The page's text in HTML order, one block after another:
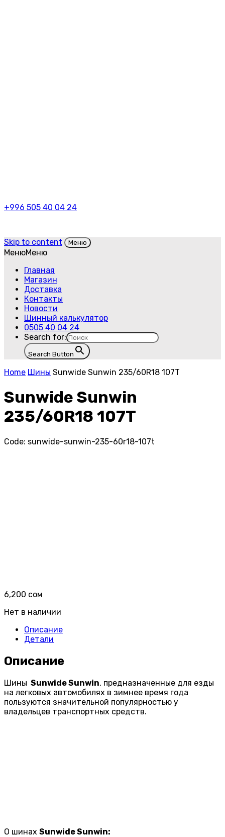
+996 505 40 04 24
Skip to content Меню
МенюМеню
Главная
Магазин
Доставка
Контакты
Новости
Шинный калькулятор
0505 40 04 24
Search for:
Search Button
Home Шины Sunwide Sunwin 235/60R18 107T
Sunwide Sunwin
235/60R18 107T
Code: sunwide-sunwin-235-60r18-107t
6,200 сом
Нет в наличии
Описание
Детали
Описание
Шины Sunwide Sunwin, предназначенные для езды
на легковых автомобилях в зимнее время года
пользуются значительной популярностью у
владельцев транспортных средств.
О шинах Sunwide Sunwin: